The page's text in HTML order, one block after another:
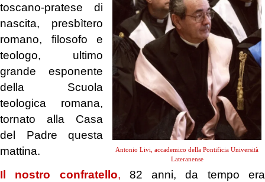
Antonio Livi, accademico della Pontificia Università
Lateranense
toscano-pratese di
nascita, presbìtero
romano, filosofo e
teologo, ultimo
grande esponente
della Scuola
teologica romana,
tornato alla Casa
del Padre questa
mattina.
Il nostro confratello, 82 anni, da tempo era